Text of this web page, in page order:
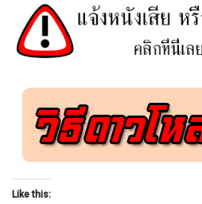
Like this: